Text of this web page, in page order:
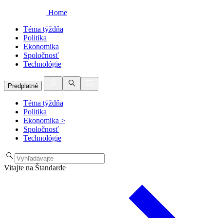
Home
Téma týždňa
Politika
Ekonomika
Spoločnosť
Technológie
Predplatné
Téma týždňa
Politika
Ekonomika >
Spoločnosť
Technológie
Vitajte na Štandarde